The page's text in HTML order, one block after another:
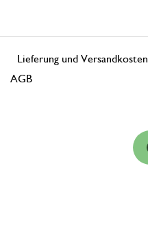
Lieferung und Versandkosten
AGB